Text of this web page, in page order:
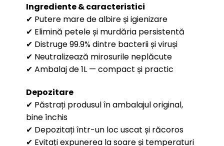
Ingrediente & caracteristici
✔ Putere mare de albire și igienizare
✔ Elimină petele și murdăria persistentă
✔ Distruge 99.9% dintre bacterii și viruși
✔ Neutralizează mirosurile neplăcute
✔ Ambalaj de 1L — compact și practic
Depozitare
✔ Păstrați produsul în ambalajul original,
bine închis
✔ Depozitați într-un loc uscat și răcoros
✔ Evitați expunerea la soare și temperaturi